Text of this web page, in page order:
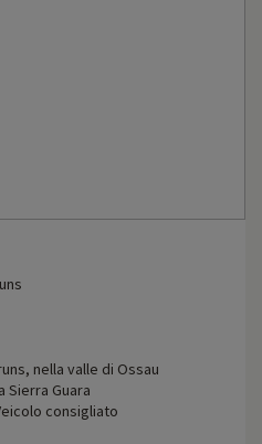
nella valle di Ossau
Sierra Guara
consigliato